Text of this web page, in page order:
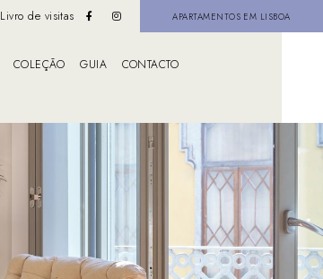
Livro de visitas APARTAMENTOS EM LISBOA
COLEÇÃO GUIA CONTACTO